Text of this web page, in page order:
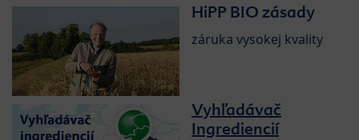
HiPP BIO zásady
záruka vysokej kvality
Vyhľadávač
Ingrediencií